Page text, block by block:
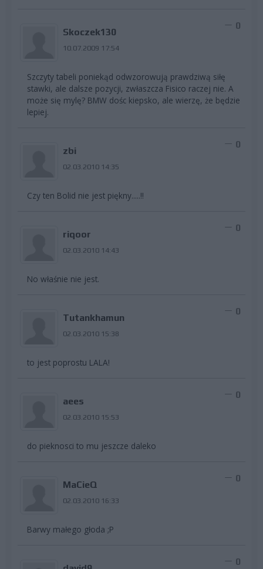
Skoczek130
10.07.2009 17:54
0
Szczyty tabeli poniekąd odwzorowują prawdziwą siłę
stawki, ale dalsze pozycji, zwłaszcza Fisico raczej nie. A
może się mylę? BMW dośc kiepsko, ale wierzę, że będzie
lepiej.
zbi
02.03.2010 14:35
0
Czy ten Bolid nie jest piękny.....!!
riqoor
02.03.2010 14:43
0
No właśnie nie jest.
Tutankhamun
02.03.2010 15:38
0
to jest poprostu LALA!
aees
02.03.2010 15:53
0
do pieknosci to mu jeszcze daleko
MaCieQ
02.03.2010 16:33
0
Barwy małego głoda ;P
0